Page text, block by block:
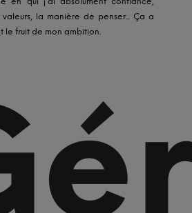
valeurs, la manière de penser... Ça a
le fruit de mon ambition.